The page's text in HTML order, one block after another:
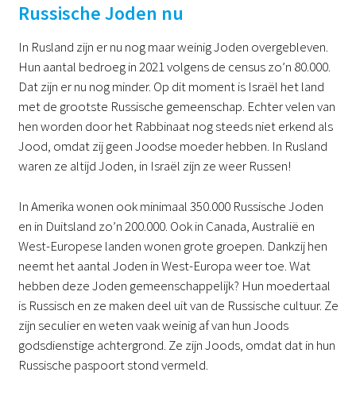
Russische Joden nu
In Rusland zijn er nu nog maar weinig Joden overgebleven.
Hun aantal bedroeg in 2021 volgens de census zo’n 80.000.
Dat zijn er nu nog minder. Op dit moment is Israël het land
met de grootste Russische gemeenschap. Echter velen van
hen worden door het Rabbinaat nog steeds niet erkend als
Jood, omdat zij geen Joodse moeder hebben. In Rusland
waren ze altijd Joden, in Israël zijn ze weer Russen!
In Amerika wonen ook minimaal 350.000 Russische Joden
en in Duitsland zo’n 200.000. Ook in Canada, Australië en
West-Europese landen wonen grote groepen. Dankzij hen
neemt het aantal Joden in West-Europa weer toe. Wat
hebben deze Joden gemeenschappelijk? Hun moedertaal
is Russisch en ze maken deel uit van de Russische cultuur. Ze
zijn seculier en weten vaak weinig af van hun Joods
godsdienstige achtergrond. Ze zijn Joods, omdat dat in hun
Russische paspoort stond vermeld.